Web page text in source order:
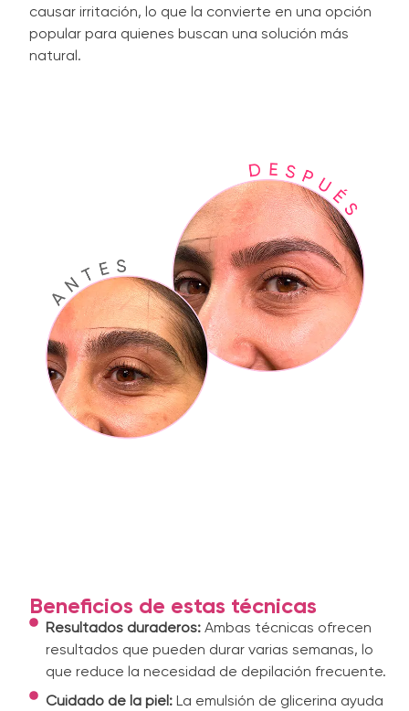
causar irritación, lo que la convierte en una opción
popular para quienes buscan una solución más
natural.
Beneficios de estas técnicas
Resultados duraderos:Ambas técnicas ofrecen
resultados que pueden durar varias semanas, lo
que reduce la necesidad de depilación frecuente.
Cuidado de la piel:La emulsión de glicerina ayuda